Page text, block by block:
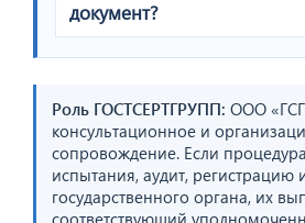
документ?
Роль ГОСТСЕРТГРУПП: ООО
консультационное и
сопровождение. Если
испытания, аудит,
государственного органа, их
соответствующий